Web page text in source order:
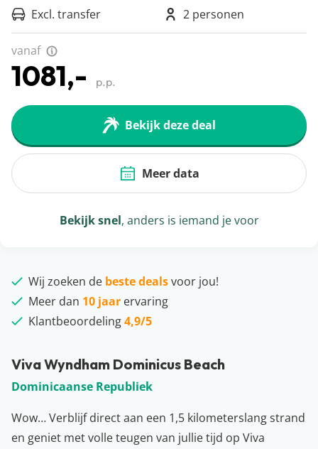
Viva Wyndham Dominicus Beach
Dominicaanse Republiek
Wow… Verblijf direct aan een 1,5 kilometerslang strand
en geniet met volle teugen van jullie tijd op Viva
Excl. transfer
2 personen
vanaf
1081,- p.p.
Bekijk deze deal
Meer data
Bekijk snel, anders is iemand je voor
Wij zoeken de beste dealsvoor jou!
Meer dan 10 jaar ervaring
Klantbeoordeling4,9/5